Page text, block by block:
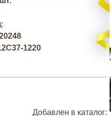
:
1220
Добавлен в каталог: